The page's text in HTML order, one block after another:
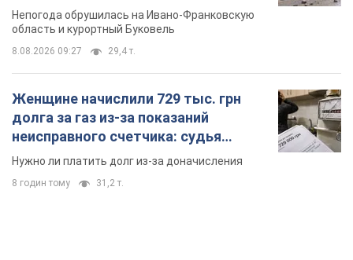
Непогода обрушилась на Ивано-Франковскую
область и курортный Буковель
8.08.2026 09:27 29,4 т.
Женщине начислили 729 тыс. грн
долга за газ из-за показаний
неисправного счетчика: судья
вынес неожиданное решение
Нужно ли платить долг из-за доначисления
8 годин тому 31,2 т.